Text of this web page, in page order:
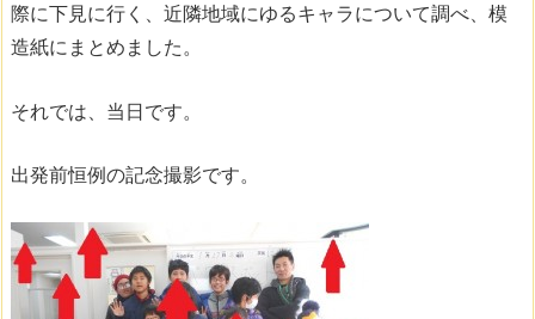
際に下見に行く、近隣地域にゆるキャラについて調べ、模
造紙にまとめました。
それでは、当日です。
出発前恒例の記念撮影です。